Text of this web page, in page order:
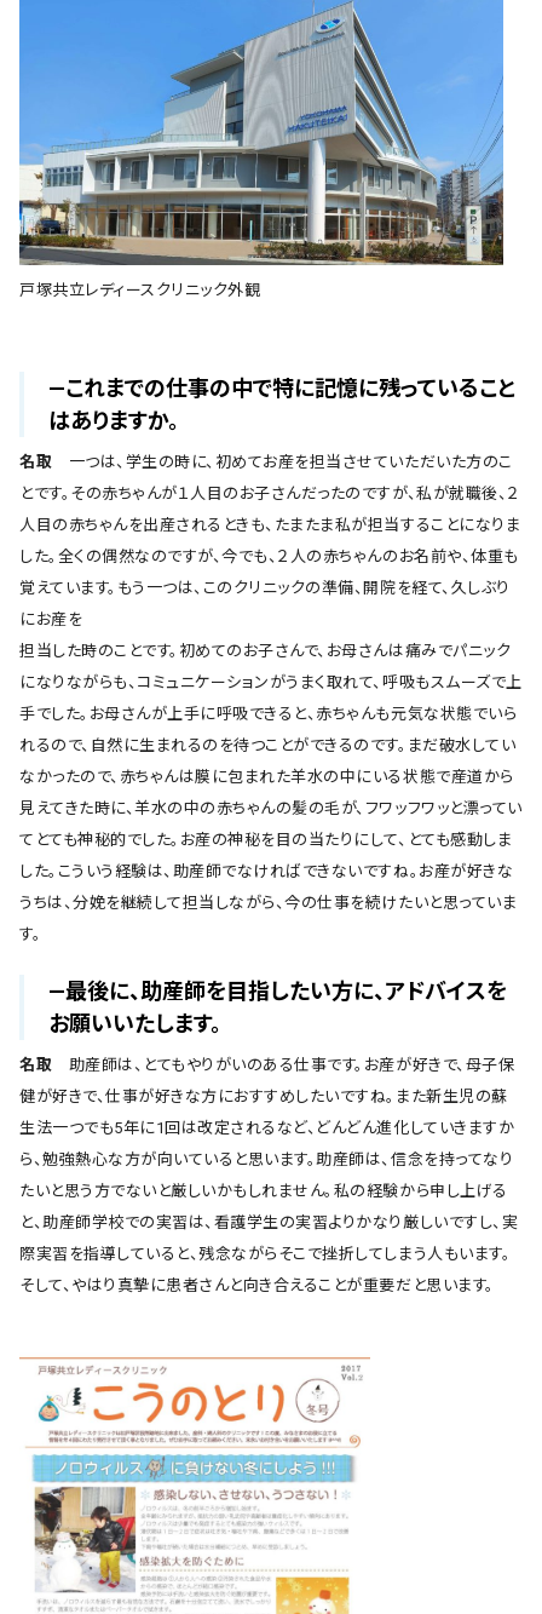
戸塚共立レディースクリニック外観
―これまでの仕事の中で特に記憶に残っていること
はありますか。
名取 一つは、学生の時に、初めてお産を担当させていただいた方のこ
とです。その赤ちゃんが１人目のお子さんだったのですが、私が就職後、２
人目の赤ちゃんを出産されるときも、たまたま私が担当することになりま
した。全くの偶然なのですが、今でも、２人の赤ちゃんのお名前や、体重も
覚えています。もう一つは、このクリニックの準備、開院を経て、久しぶり
にお産を
担当した時のことです。初めてのお子さんで、お母さんは痛みでパニック
になりながらも、コミュニケーションがうまく取れて、呼吸もスムーズで上
手でした。お母さんが上手に呼吸できると、赤ちゃんも元気な状態でいら
れるので、自然に生まれるのを待つことができるのです。まだ破水してい
なかったので、赤ちゃんは膜に包まれた羊水の中にいる状態で産道から
見えてきた時に、羊水の中の赤ちゃんの髪の毛が、フワッフワッと漂ってい
てとても神秘的でした。お産の神秘を目の当たりにして、とても感動しま
した。こういう経験は、助産師でなければできないですね。お産が好きな
うちは、分娩を継続して担当しながら、今の仕事を続けたいと思っていま
す。
―最後に、助産師を目指したい方に、アドバイスを
お願いいたします。
名取 助産師は、とてもやりがいのある仕事です。お産が好きで、母子保
健が好きで、仕事が好きな方におすすめしたいですね。また新生児の蘇
生法一つでも5年に1回は改定されるなど、どんどん進化していきますか
ら、勉強熱心な方が向いていると思います。助産師は、信念を持ってなり
たいと思う方でないと厳しいかもしれません。私の経験から申し上げる
と、助産師学校での実習は、看護学生の実習よりかなり厳しいですし、実
際実習を指導していると、残念ながらそこで挫折してしまう人もいます。
そして、やはり真摯に患者さんと向き合えることが重要だと思います。